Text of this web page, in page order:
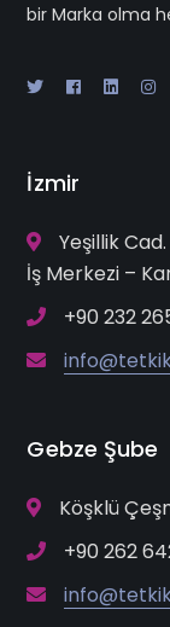
bir Marka olma
İzmir
Yeşillik
İş Merkezi –
+90 232
Gebze Şube
Köşklü
+90 262